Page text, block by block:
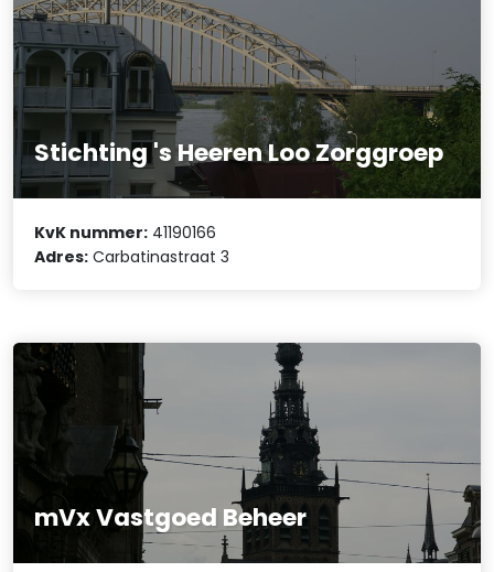
Stichting 's Heeren Loo Zorggroep
KvK nummer: 41190166
Adres: Carbatinastraat 3
mVx Vastgoed Beheer